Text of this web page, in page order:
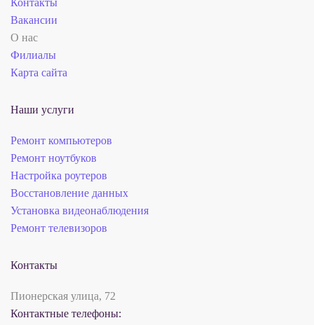
Контакты
Вакансии
О нас
Филиалы
Карта сайта
Наши услуги
Ремонт компьютеров
Ремонт ноутбуков
Настройка роутеров
Восстановление данных
Установка видеонаблюдения
Ремонт телевизоров
Контакты
Пионерская улица, 72
Контактные телефоны: